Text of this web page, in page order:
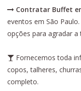
Contratar Buffet
eventos em São
opções para agradar
Fornecemos toda
copos, talheres,
completo.